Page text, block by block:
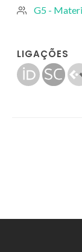
G5 -
LIGAÇÕES